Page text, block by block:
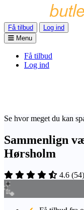
Få tilbud
Log ind
Menu
Få tilbud
Log ind
Se hvor meget du kan
Sammenlign
Hørsholm
4.6 (54)